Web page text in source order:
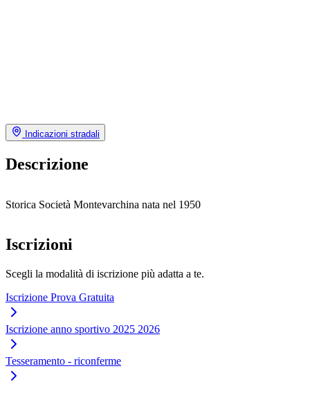
Indicazioni stradali
Descrizione
Storica Società Montevarchina nata nel 1950
Iscrizioni
Scegli la modalità di iscrizione più adatta a te.
Iscrizione Prova Gratuita
Iscrizione anno sportivo 2025 2026
Tesseramento - riconferme